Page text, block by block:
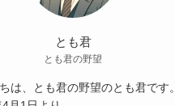
とも君
とも君の野望
は、とも君の野望のとも君です。